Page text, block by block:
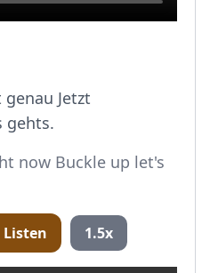
Jetzt
gehts.
now Buckle up let's
Listen 1.5x